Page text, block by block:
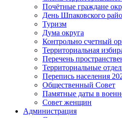
Почётные граждане
День Шпаковского
Туризм
Дума округа
Контрольно счетный
Территориальная
Перечень
Территориальные
Перепись населения
Общественный Совет
Памятные даты в
Совет женщин
Администрация